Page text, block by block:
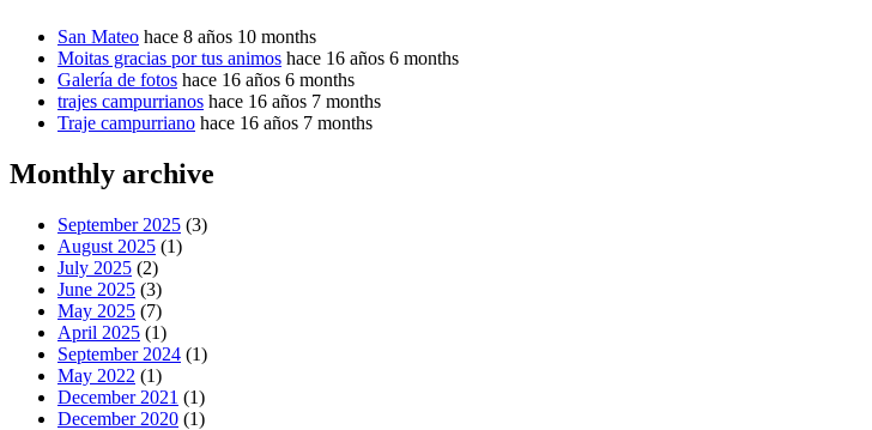
San Mateo hace 8 años 10 months
Moitas gracias por tus animos hace 16 años 6 months
Galería de fotos hace 16 años 6 months
trajes campurrianos hace 16 años 7 months
Traje campurriano hace 16 años 7 months
Monthly archive
September 2025 (3)
August 2025 (1)
July 2025 (2)
June 2025 (3)
May 2025 (7)
April 2025 (1)
September 2024 (1)
May 2022 (1)
December 2021 (1)
December 2020 (1)